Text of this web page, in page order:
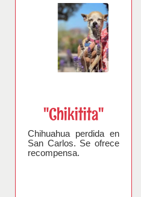
"Chikitita"
Chihuahua perdida en
San Carlos. Se ofrece
recompensa.